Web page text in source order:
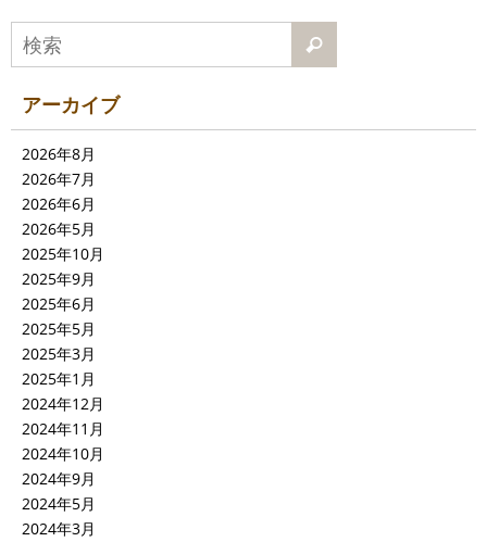
アーカイブ
2026年8月
2026年7月
2026年6月
2026年5月
2025年10月
2025年9月
2025年6月
2025年5月
2025年3月
2025年1月
2024年12月
2024年11月
2024年10月
2024年9月
2024年5月
2024年3月